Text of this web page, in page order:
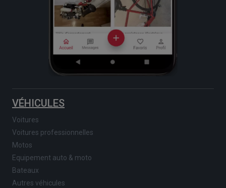
VÉHICULES
Voitures
Voitures professionnelles
Motos
Equipement auto & moto
Bateaux
Autres véhicules